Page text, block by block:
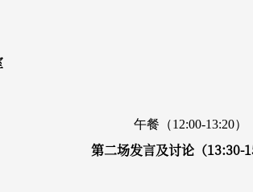
午餐（12:00-13:20）
第二场发言及讨论（13:30-